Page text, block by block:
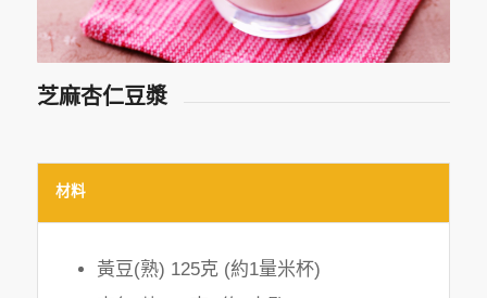
芝麻杏仁豆漿
材料
黃豆(熟) 125克 (約1量米杯)